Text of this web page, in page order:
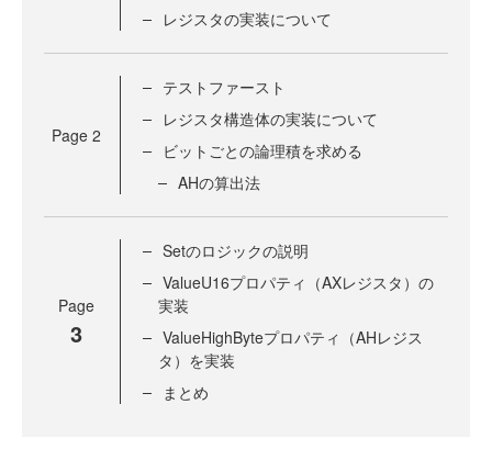
レジスタの実装について
Page 2
テストファースト
レジスタ構造体の実装について
ビットごとの論理積を求める
AHの算出法
Page
3
Setのロジックの説明
ValueU16プロパティ（AXレジスタ）の
実装
ValueHighByteプロパティ（AHレジス
タ）を実装
まとめ